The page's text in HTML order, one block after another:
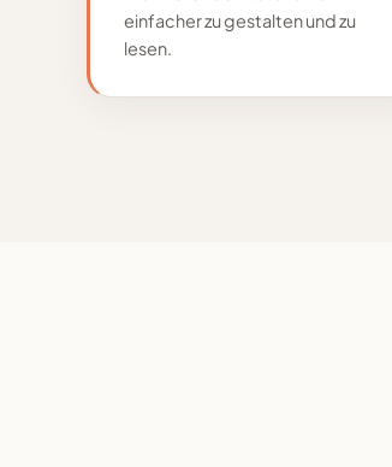
einfacher zu gestalten und zu
lesen.